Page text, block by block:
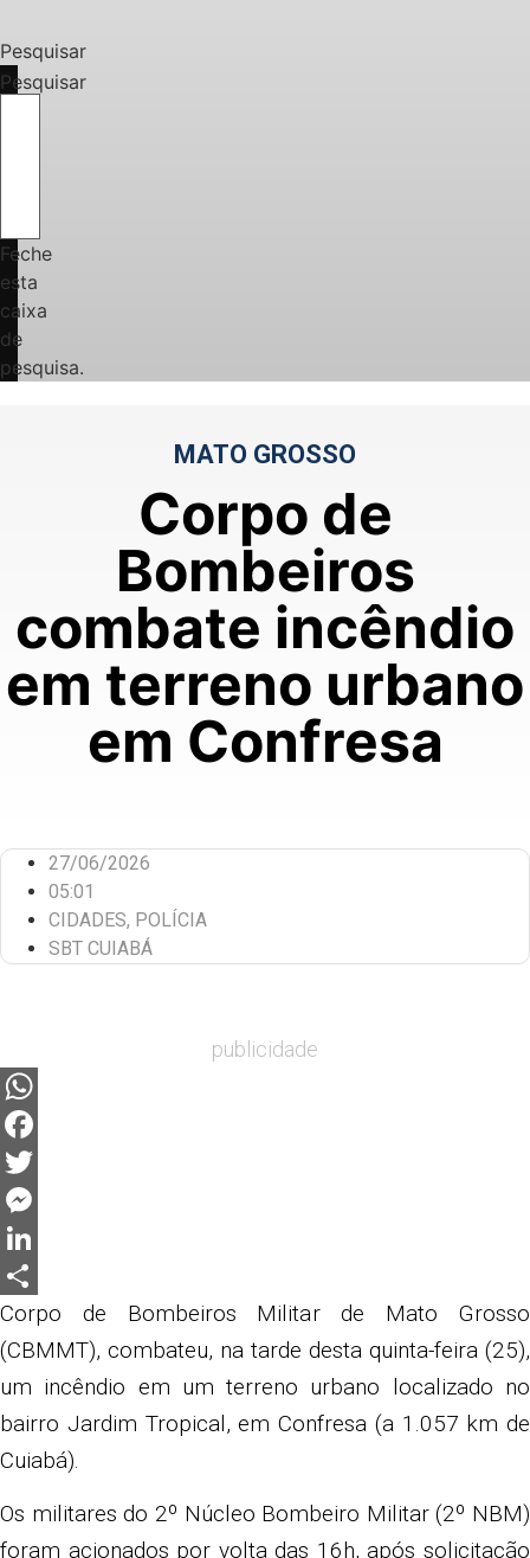
Pesquisar
Pesquisar
Feche
esta
caixa
de
pesquisa.
MATO GROSSO
Corpo de
Bombeiros
combate incêndio
em terreno urbano
em Confresa
27/06/2026
05:01
CIDADES, POLÍCIA
SBT CUIABÁ
publicidade
WhatsApp
Facebook
Twitter
Messenger
LinkedIn
Share
Corpo de Bombeiros Militar de Mato Grosso
(CBMMT), combateu, na tarde desta quinta-feira (25),
um incêndio em um terreno urbano localizado no
bairro Jardim Tropical, em Confresa (a 1.057 km de
Cuiabá).
Os militares do 2º Núcleo Bombeiro Militar (2º NBM)
foram acionados por volta das 16h, após solicitação